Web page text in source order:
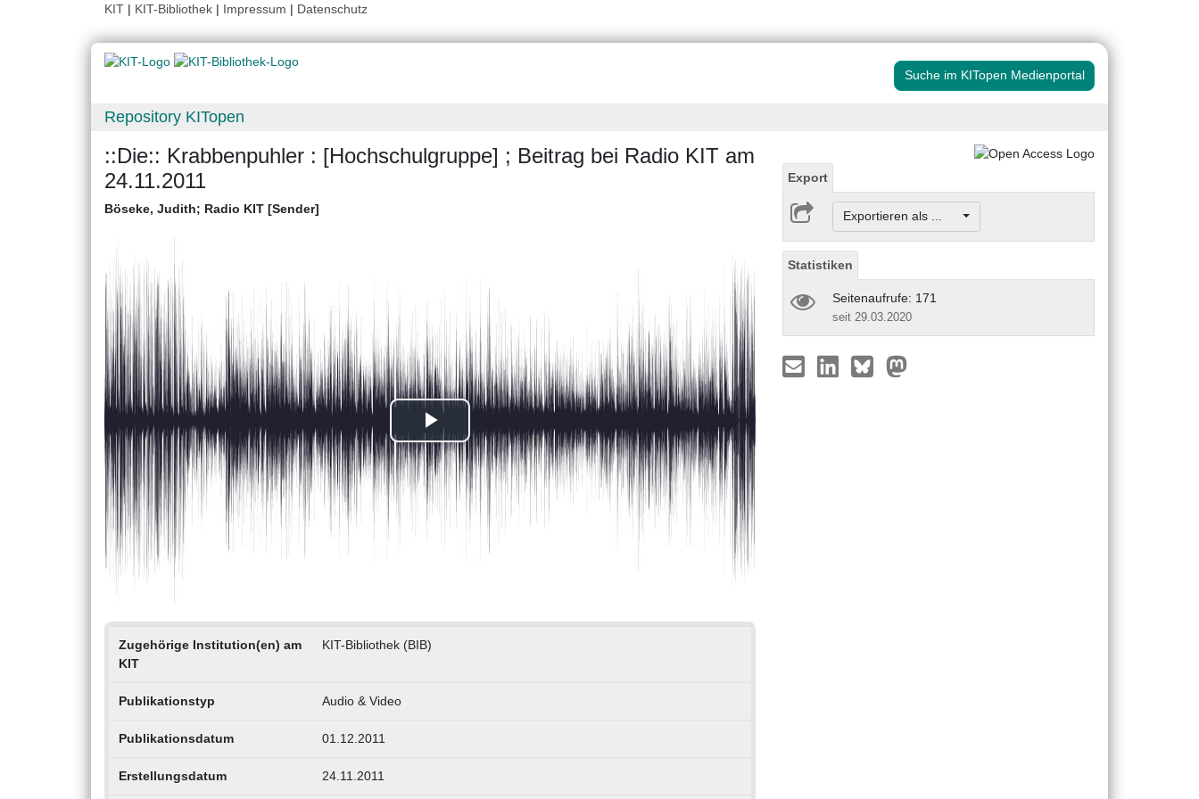
KIT | KIT-Bibliothek | Impressum | Datenschutz
Suche im KITopen Medienportal
Repository KITopen
::Die:: Krabbenpuhler : [Hochschulgruppe] ; Beitrag bei Radio KIT am
24.11.2011
Böseke, Judith; Radio KIT [Sender]
Play
Video
Zugehörige Institution(en) am
KIT
KIT-Bibliothek (BIB)
Publikationstyp Audio & Video
Publikationsdatum 01.12.2011
Erstellungsdatum 24.11.2011
Export
Exportieren als ...
Statistiken
Seitenaufrufe: 171
seit 29.03.2020